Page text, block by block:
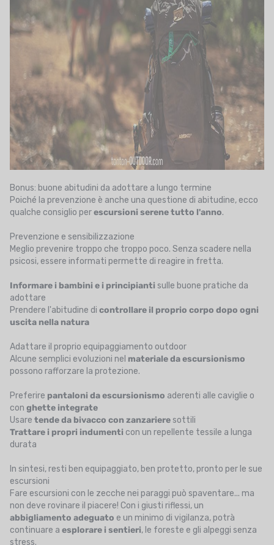
Bonus: buone abitudini da adottare a lungo termine
Poiché la prevenzione è anche una questione di abitudine, ecco
qualche consiglio perescursioni serene tutto l'anno.
Prevenzione e sensibilizzazione
Meglio prevenire troppo che troppo poco. Senza scadere nella
psicosi, essere informati permette di reagire in fretta.
Informare i bambini e i principianti sulle buone pratiche da
adottare
Prendere l'abitudine di controllare il proprio corpo dopo ogni
uscita nella natura
Adattare il proprio equipaggiamento outdoor
Alcune semplici evoluzioni nel materiale da escursionismo
possono rafforzare la protezione.
Preferire pantaloni da escursionismo aderenti alle caviglie o
con ghette integrate
Usare tende da bivacco con zanzarieresottili
Trattare i propri indumenti con un repellente tessile a lunga
durata
In sintesi, resti ben equipaggiato, ben protetto, pronto per le sue
escursioni
Fare escursioni con le zecche nei paraggi può spaventare... ma
non deve rovinare il piacere! Con i giusti riflessi, un
abbigliamento adeguato e un minimo di vigilanza, potrà
continuare a esplorare i sentieri, le foreste e gli alpeggi senza
stress.